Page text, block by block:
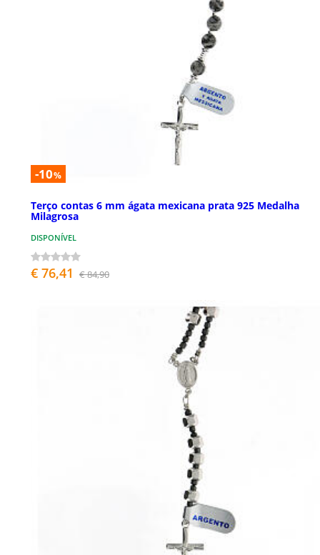
-10%
Terço contas 6 mm ágata mexicana prata 925 Medalha
Milagrosa
DISPONÍVEL
€ 76,41 € 84,90